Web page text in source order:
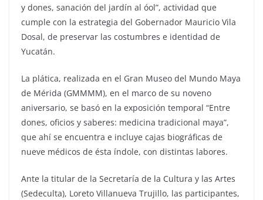
y dones, sanación del jardín al óol”, actividad que
cumple con la estrategia del Gobernador Mauricio Vila
Dosal, de preservar las costumbres e identidad de
Yucatán.
La plática, realizada en el Gran Museo del Mundo Maya
de Mérida (GMMMM), en el marco de su noveno
aniversario, se basó en la exposición temporal “Entre
dones, oficios y saberes: medicina tradicional maya”,
que ahí se encuentra e incluye cajas biográficas de
nueve médicos de ésta índole, con distintas labores.
Ante la titular de la Secretaría de la Cultura y las Artes
(Sedeculta), Loreto Villanueva Trujillo, las participantes,